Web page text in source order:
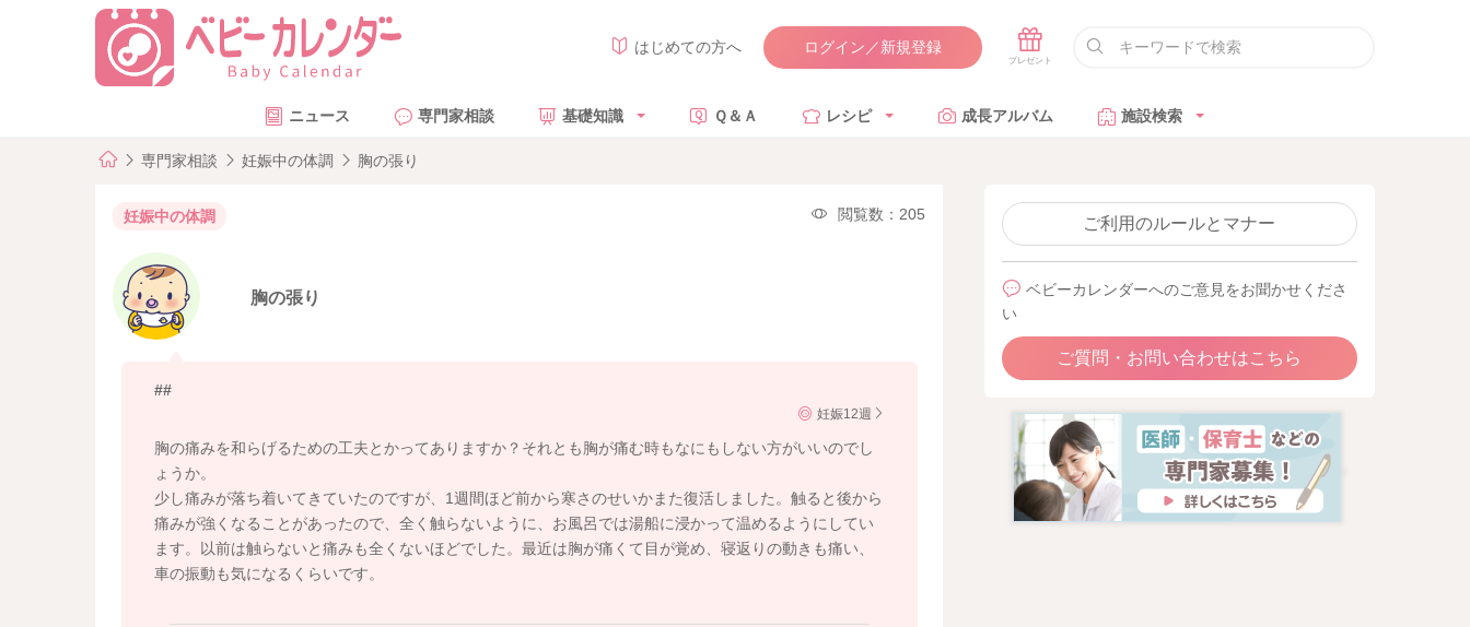
はじめての方へ ログイン／新規登録
ニュース 専門家相談 基礎知識 Ｑ＆Ａ レシピ 成長アルバム 施設検索
専門家相談 妊娠中の体調 胸の張り
妊娠中の体調 閲覧数：205
胸の張り
##
妊娠12週
胸の痛みを和らげるための工夫とかってありますか？それとも胸が痛む時もなにもしない方がいいのでし
ょうか。
少し痛みが落ち着いてきていたのですが、1週間ほど前から寒さのせいかまた復活しました。触ると後から
痛みが強くなることがあったので、全く触らないように、お風呂では湯船に浸かって温めるようにしてい
ます。以前は触らないと痛みも全くないほどでした。最近は胸が痛くて目が覚め、寝返りの動きも痛い、
車の振動も気になるくらいです。
ご利用のルールとマナー
ベビーカレンダーへのご意見をお聞かせくださ
い
ご質問・お問い合わせはこちら